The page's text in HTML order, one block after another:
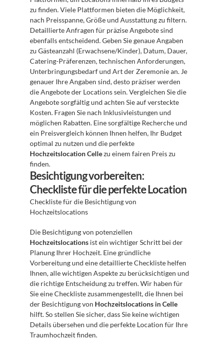
zu finden. Viele Plattformen bieten die Möglichkeit,
nach Preisspanne, Größe und Ausstattung zu filtern.
Detaillierte Anfragen für präzise Angebote sind
ebenfalls entscheidend. Geben Sie genaue Angaben
zu Gästeanzahl (Erwachsene/Kinder), Datum, Dauer,
Catering-Präferenzen, technischen Anforderungen,
Unterbringungsbedarf und Art der Zeremonie an. Je
genauer Ihre Angaben sind, desto präziser werden
die Angebote der Locations sein. Vergleichen Sie die
Angebote sorgfältig und achten Sie auf versteckte
Kosten. Fragen Sie nach Inklusivleistungen und
möglichen Rabatten. Eine sorgfältige Recherche und
ein Preisvergleich können Ihnen helfen, Ihr Budget
Hochzeitslocation Celle zu einem fairen Preis zu
finden.
Besichtigung vorbereiten:
Checkliste für die perfekte Location
Checkliste für die Besichtigung von
Hochzeitslocations
Hochzeitslocations ist ein wichtiger Schritt bei der
Planung Ihrer Hochzeit. Eine gründliche
Vorbereitung und eine detaillierte Checkliste helfen
Ihnen, alle wichtigen Aspekte zu berücksichtigen und
die richtige Entscheidung zu treffen. Wir haben für
Sie eine Checkliste zusammengestellt, die Ihnen bei
der Besichtigung von Hochzeitslocations in Celle
hilft. So stellen Sie sicher, dass Sie keine wichtigen
Details übersehen und die perfekte Location für Ihre
Traumhochzeit finden.